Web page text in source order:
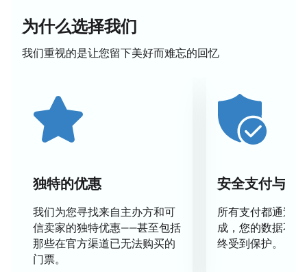
日期和地點
演出將在位於天狼星奧林匹克公園斯塔托瓦亞街6號的
網站提供演出日期和時間的最新資訊。
天狼星冰上表演場地
的冰場配備舒適的看台和高品質的音響設備。您可以在
場館地圖上選擇最佳座位觀賞演出。
冰上表演劇情、節目和長度
《舍赫拉查德的愛情故事》是一場融合音樂、舞蹈和燈
光效果的冰上戲劇表演。東方傳說透過花式滑冰藝術得
为什么选择我们
我们重视的是让您留下美好而难忘的回忆
独特的优惠
我们为您寻找来自主办方和可
信卖家的独特优惠——甚至包括
那些在官方渠道已无法购买的
门票。
安全支付与数
所有支付都通过
成，您的数据不
终受到保护。